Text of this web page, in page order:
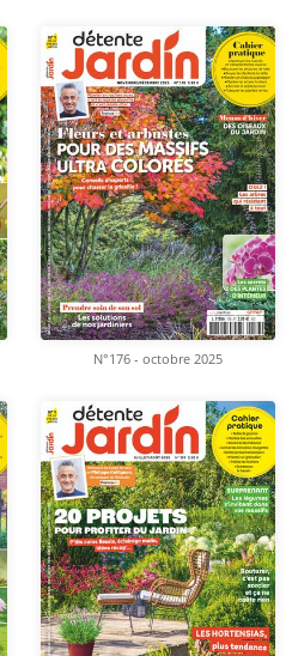
N°176 - octobre 2025